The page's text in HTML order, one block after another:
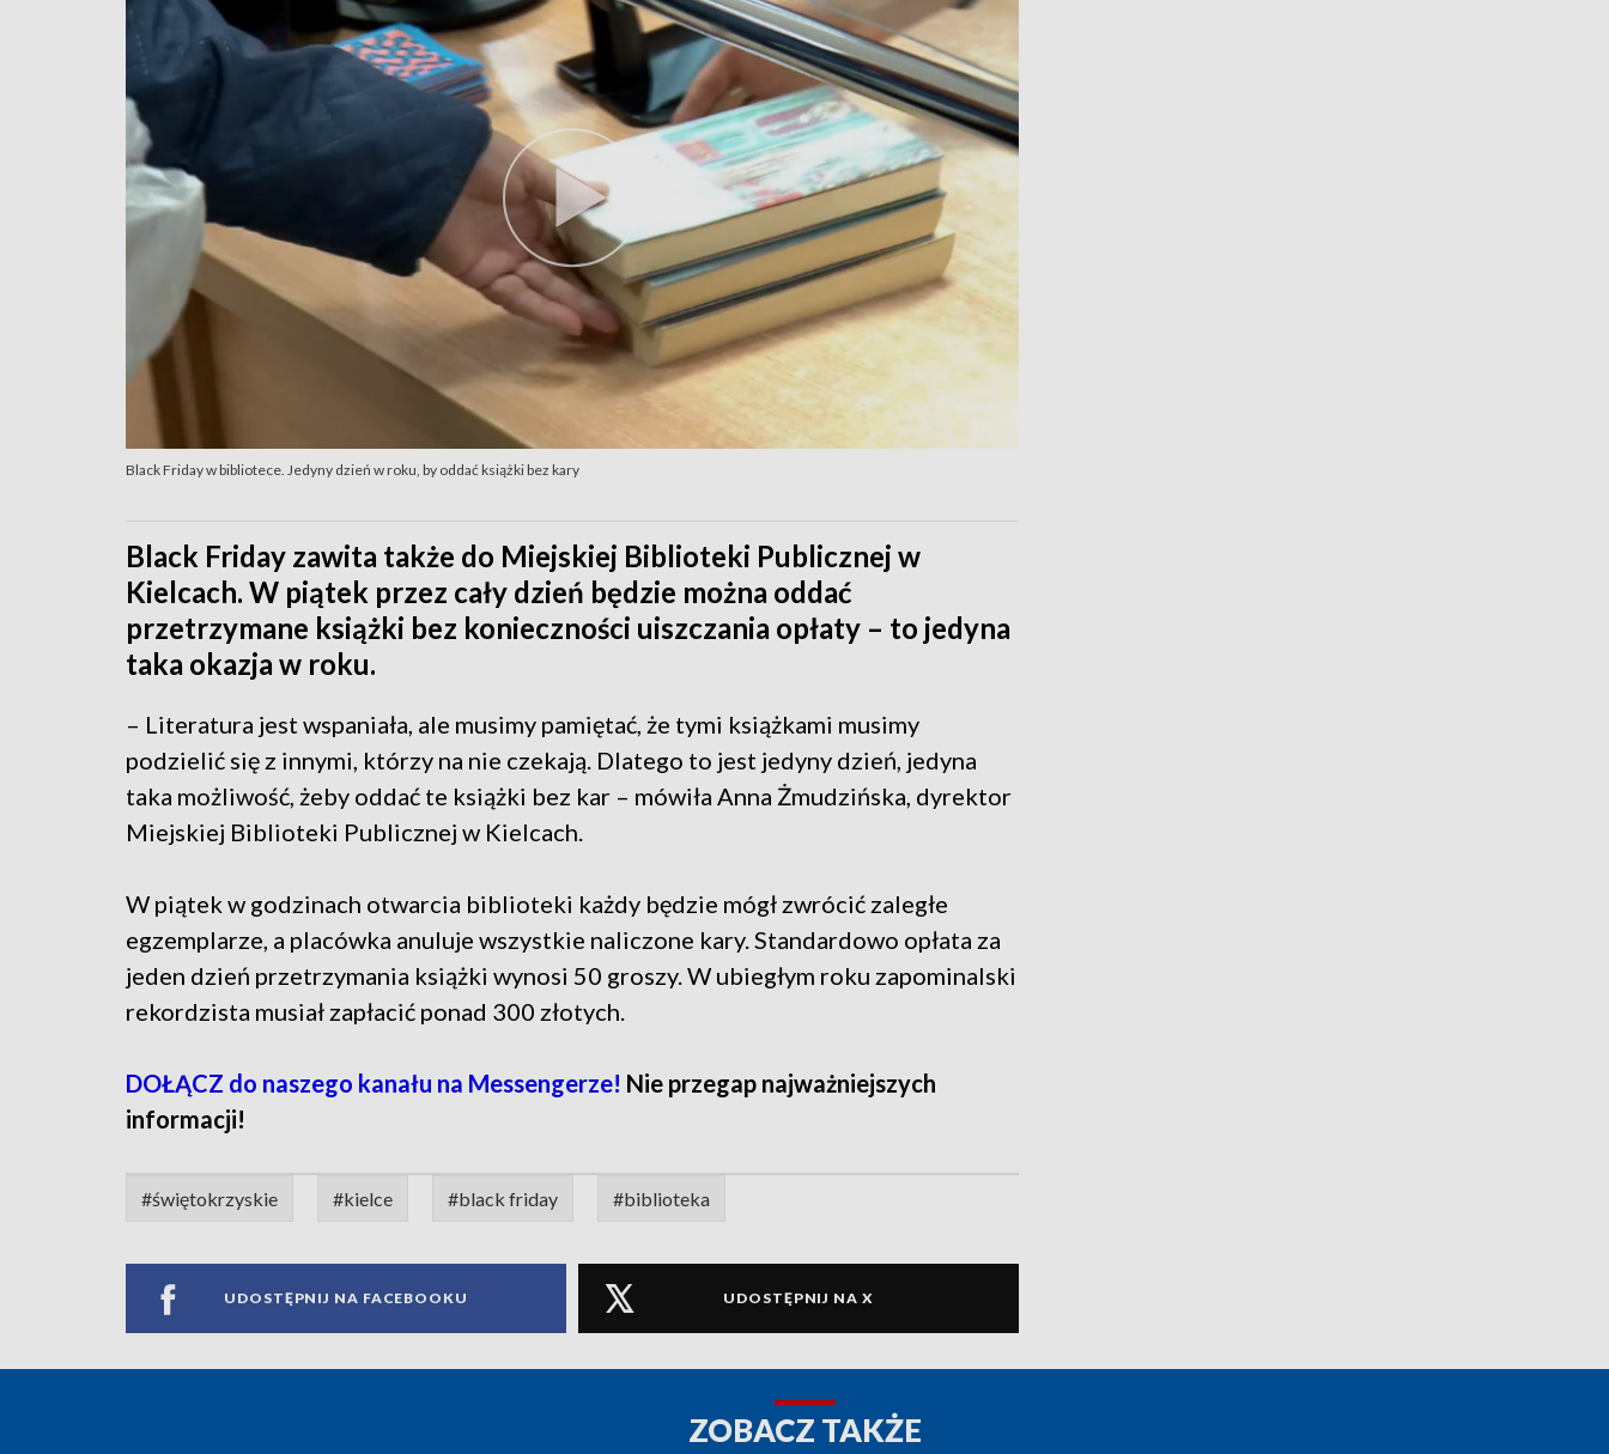
Black Friday w bibliotece. Jedyny dzień w roku, by oddać książki bez kary
Black Friday zawita także do Miejskiej Biblioteki Publicznej w
Kielcach. W piątek przez cały dzień będzie można oddać
przetrzymane książki bez konieczności uiszczania opłaty – to jedyna
taka okazja w roku.
– Literatura jest wspaniała, ale musimy pamiętać, że tymi książkami musimy
podzielić się z innymi, którzy na nie czekają. Dlatego to jest jedyny dzień, jedyna
taka możliwość, żeby oddać te książki bez kar – mówiła Anna Żmudzińska, dyrektor
Miejskiej Biblioteki Publicznej w Kielcach.
W piątek w godzinach otwarcia biblioteki każdy będzie mógł zwrócić zaległe
egzemplarze, a placówka anuluje wszystkie naliczone kary. Standardowo opłata za
jeden dzień przetrzymania książki wynosi 50 groszy. W ubiegłym roku zapominalski
rekordzista musiał zapłacić ponad 300 złotych.
DOŁĄCZ do naszego kanału na Messengerze! Nie przegap najważniejszych
informacji!
#świętokrzyskie #kielce #black friday #biblioteka
UDOSTĘPNIJ NA FACEBOOKU UDOSTĘPNIJ NA X
ZOBACZ TAKŻE